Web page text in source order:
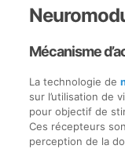
Mécanisme
La technologie de
sur l’utilisation de
pour objectif de
Ces récepteurs
perception de la